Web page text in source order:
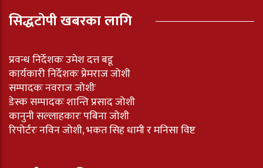
सिद्धटोपी खबरका लागि
प्रवन्ध निर्देशकः उमेश दत्त बडू
कार्यकारी निर्देशकः प्रेमराज जोशी
सम्पादकः नवराज जोशीः
डेस्क सम्पादकः शान्ति प्रसाद जोशी
कानुनी सल्लाहकारः पबिना जोशी
रिपोर्टरः नविन जोशी, भकत सिह धामी र मनिसा विष्ट